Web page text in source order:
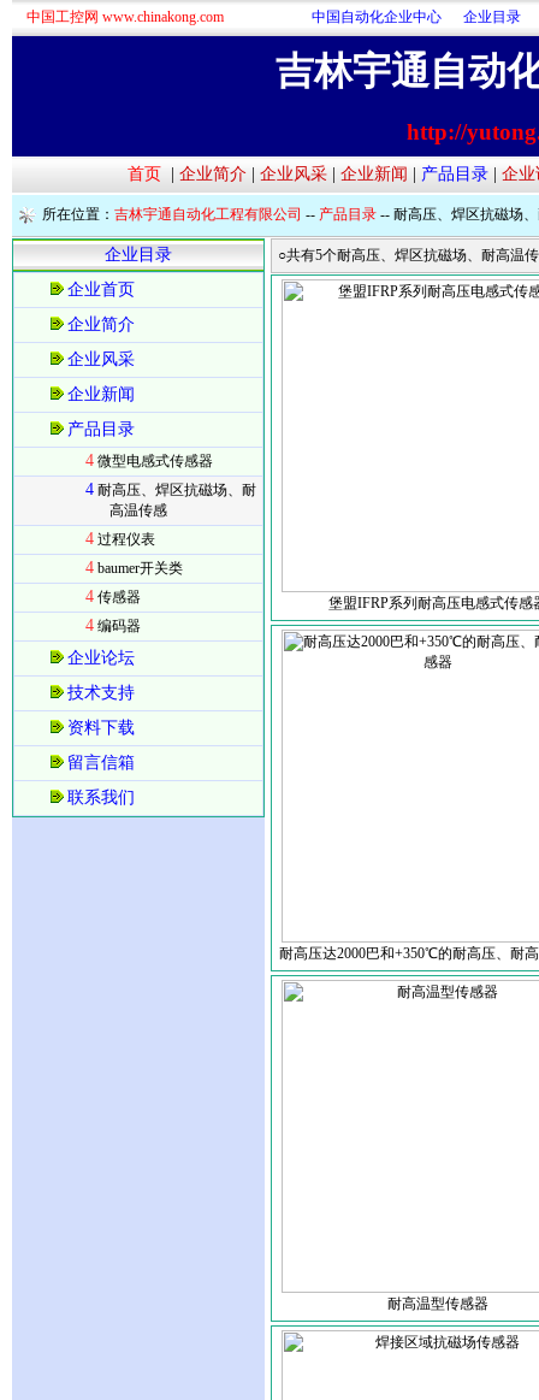
中国工控网 www.chinakong.com 中国自动化企业中心 企业目录
吉林宇通自动
http://
首页 企业简介| 企业风采| 企业新闻 产品目录| 企业
所在位置： 吉林宇通自动化工程有限公司 -- 产品目录 -- 耐高压、焊区抗磁场
企业目录
企业首页
企业简介
企业风采
企业新闻
产品目录
4 微型电感式传感器
4 耐高压、焊区抗磁场、耐
高温传感
4 过程仪表
4 baumer开关类
4 传感器
4 编码器
企业论坛
技术支持
资料下载
留言信箱
联系我们
○共有5个耐高压、焊区抗磁场、耐高温
堡盟IFRP系列耐高压电感式传感
耐高压达2000巴和+350℃的耐高压、耐
耐高温型传感器